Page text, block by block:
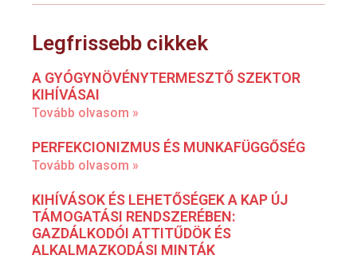
Legfrissebb cikkek
A GYÓGYNÖVÉNYTERMESZTŐ SZEKTOR
KIHÍVÁSAI
Tovább olvasom »
PERFEKCIONIZMUS ÉS MUNKAFÜGGŐSÉG
Tovább olvasom »
KIHÍVÁSOK ÉS LEHETŐSÉGEK A KAP ÚJ
TÁMOGATÁSI RENDSZERÉBEN:
GAZDÁLKODÓI ATTITŰDÖK ÉS
ALKALMAZKODÁSI MINTÁK